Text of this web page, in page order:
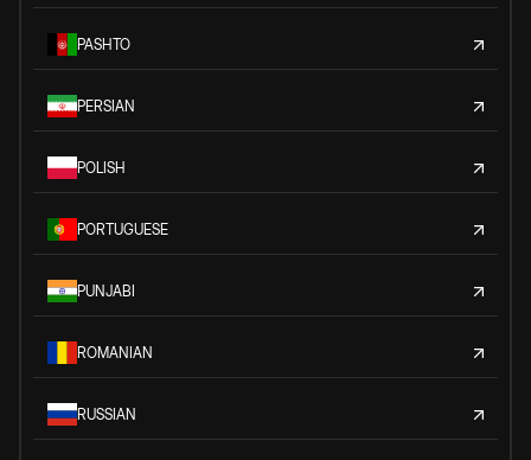
PASHTO
PERSIAN
POLISH
PORTUGUESE
PUNJABI
ROMANIAN
RUSSIAN